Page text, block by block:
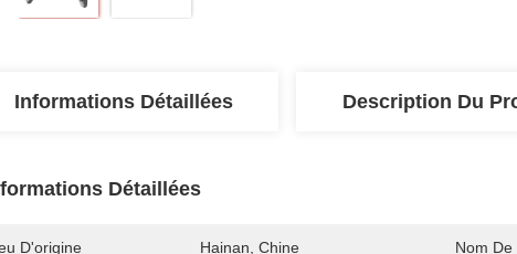
Informations Détaillées Description Du
Détaillées
D'origine Hainan, Chine Nom